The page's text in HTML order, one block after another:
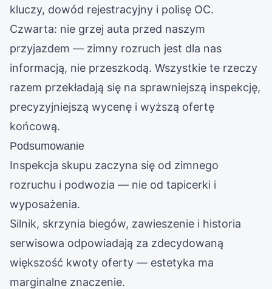
kluczy, dowód rejestracyjny i polisę OC.
Czwarta: nie grzej auta przed naszym
przyjazdem — zimny rozruch jest dla nas
informacją, nie przeszkodą. Wszystkie te rzeczy
razem przekładają się na sprawniejszą inspekcję,
precyzyjniejszą wycenę i wyższą ofertę
końcową.
Podsumowanie
Inspekcja skupu zaczyna się od zimnego
rozruchu i podwozia — nie od tapicerki i
wyposażenia.
Silnik, skrzynia biegów, zawieszenie i historia
serwisowa odpowiadają za zdecydowaną
większość kwoty oferty — estetyka ma
marginalne znaczenie.